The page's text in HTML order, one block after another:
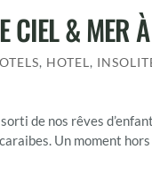
CIEL & MER
, HOTEL,
de nos rêves
Un moment